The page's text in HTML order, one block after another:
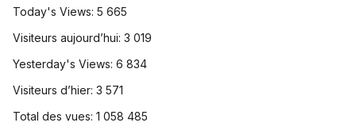
Today's Views: 5 665
Visiteurs aujourd’hui: 3 019
Yesterday's Views: 6 834
Visiteurs d’hier: 3 571
Total des vues: 1 058 485